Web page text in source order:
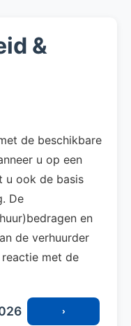
&
de beschikbare
u op een
u ook de basis
De
en
de verhuurder
met de
›